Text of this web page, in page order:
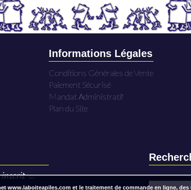
Informations Légales
Conditions Générales de Vente
Paiement Sécurisé
Mandat Administratif
Plan du Site
...
www.laboiteapiles.com et le traitement de commande en ligne, des